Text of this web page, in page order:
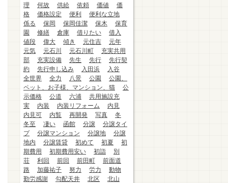
理
何故 供給 依頼 価値
価
格
価格設定 便利
便利な立地
係る
保岡 保岡佳潔 保木
保育
園
修繕 倉庫 借りたい
借入
値段
偉大 傾き 元住吉
元年
元気
元石川 元石川町
充実共用
部
充実設備 先生 先行
先行契
約
先行申し込み 入田浜
入谷
全世界
全力 八景 公園
公園、
ペット、お子様、マンション、猫
公
示価格
公道 六浦
共用施設充
実
内装 内装リフォーム
内見
内見可
内覧 再開発 写真
冬
冬至
凄い 函館 分譲
分譲タイ
プ
分譲マンション 分譲地
分譲
地内
分譲賃貸 初めて 初夏
初
期費用
初期費用安い 初詣
別
荘
利回 前回 前田町
前面道
路
加藤祐子 努力 労力
動物
勤労感謝
勾配天井 北区
北山